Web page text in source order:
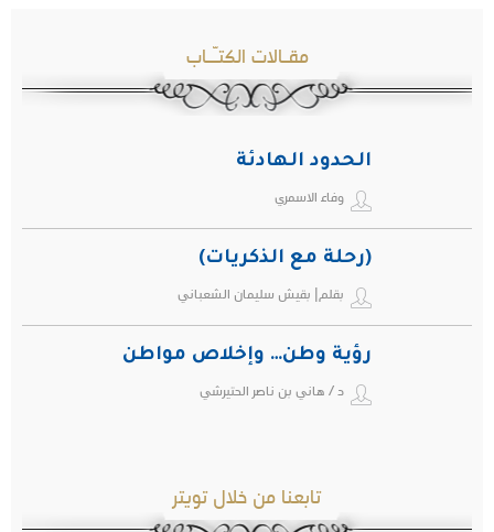
مقـالات الكتـّـاب
الحدود الهادئة
وفاء الاسمري
(رحلة مع الذكريات)
بقلم| بقيش سليمان الشعباني
رؤية وطن… وإخلاص مواطن
د / هاني بن ناصر الحتيرشي
تابعنا من خلال تويتر